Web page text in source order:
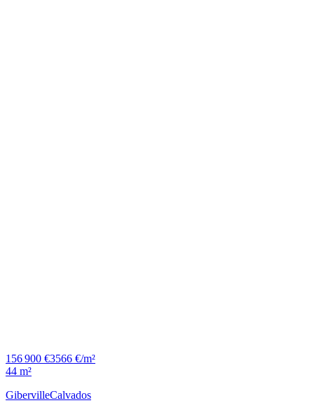
156 900 €3566 €/m²
44 m²
GibervilleCalvados